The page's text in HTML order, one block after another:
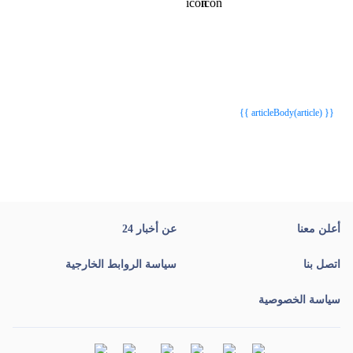
{{ articleBody(article) }}
أعلن معنا عن أخبار 24
اتصل بنا سياسة الروابط الخارجية
سياسة الخصوصية